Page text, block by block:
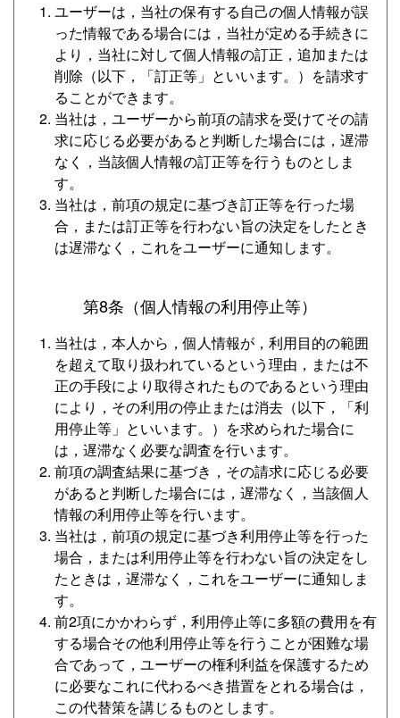
ユーザーは，当社の保有する自己の個人情報が誤
った情報である場合には，当社が定める手続きに
より，当社に対して個人情報の訂正，追加または
削除（以下，「訂正等」といいます。）を請求す
ることができます。
当社は，ユーザーから前項の請求を受けてその請
求に応じる必要があると判断した場合には，遅滞
なく，当該個人情報の訂正等を行うものとしま
す。
当社は，前項の規定に基づき訂正等を行った場
合，または訂正等を行わない旨の決定をしたとき
は遅滞なく，これをユーザーに通知します。
第8条（個人情報の利用停止等）
当社は，本人から，個人情報が，利用目的の範囲
を超えて取り扱われているという理由，または不
正の手段により取得されたものであるという理由
により，その利用の停止または消去（以下，「利
用停止等」といいます。）を求められた場合に
は，遅滞なく必要な調査を行います。
前項の調査結果に基づき，その請求に応じる必要
があると判断した場合には，遅滞なく，当該個人
情報の利用停止等を行います。
当社は，前項の規定に基づき利用停止等を行った
場合，または利用停止等を行わない旨の決定をし
たときは，遅滞なく，これをユーザーに通知しま
す。
前2項にかかわらず，利用停止等に多額の費用を有
する場合その他利用停止等を行うことが困難な場
合であって，ユーザーの権利利益を保護するため
に必要なこれに代わるべき措置をとれる場合は，
この代替策を講じるものとします。